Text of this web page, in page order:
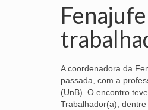
A coordenadora da
passada, com a
(UnB). O encontro
Trabalhador(a),